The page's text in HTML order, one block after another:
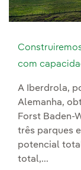
com
A Iberdrola,
Alemanha,
Forst Baden-
três parques
potencial
total,...